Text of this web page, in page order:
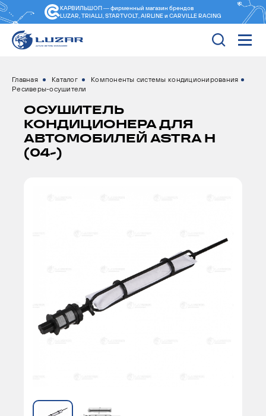
КАРВИЛЬШОП — фирменный магазин брендов
LUZAR, TRIALLI, STARTVOLT, AIRLINE и CARVILLE RACING
Главная Каталог
Компоненты системы кондиционирования
Ресиверы-осушители
ОСУШИТЕЛЬ
КОНДИЦИОНЕРА ДЛЯ
АВТОМОБИЛЕЙ ASTRA H
(04-)